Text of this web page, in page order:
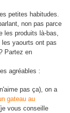
petites habitudes.
non pas parce
les produits là-bas,
yaourts ont pas
Partez en
agréables :
pas ça), on a
gateau au
vous conseille